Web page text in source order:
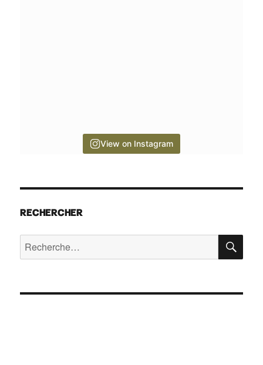
View on Instagram
RECHERCHER
Recherche
pour :